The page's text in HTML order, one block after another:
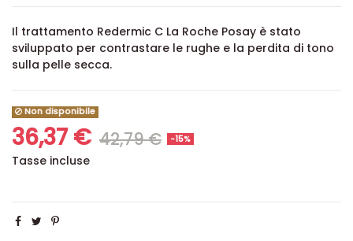
Il trattamento Redermic C La Roche Posay è stato
sviluppato per contrastare le rughe e la perdita di tono
sulla pelle secca.
Non disponibile
36,37 € 42,79 € -15%
Tasse incluse